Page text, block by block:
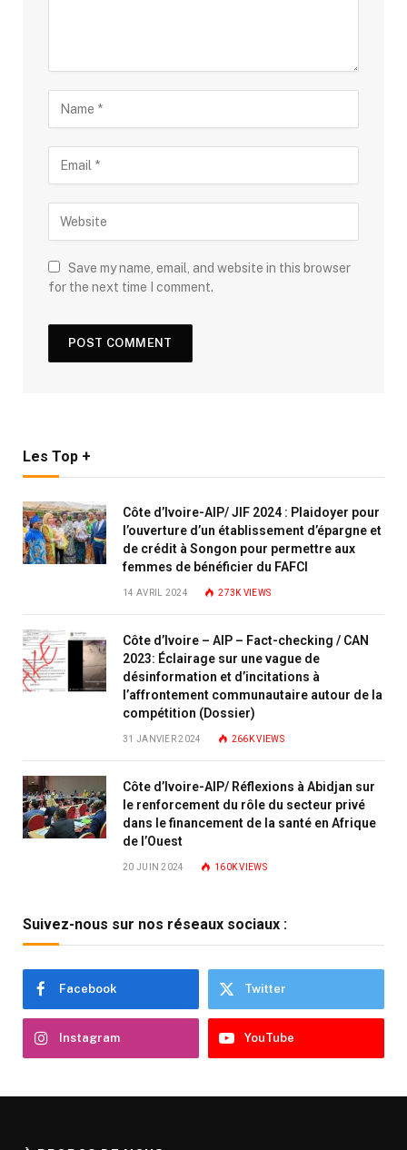
Save my name, email, and website in this browser
for the next time I comment.
Les Top +
Côte d’Ivoire-AIP/ JIF 2024 : Plaidoyer pour
l’ouverture d’un établissement d’épargne et
de crédit à Songon pour permettre aux
femmes de bénéficier du FAFCI
14 AVRIL 2024 273K VIEWS
Côte d’Ivoire – AIP – Fact-checking / CAN
2023: Éclairage sur une vague de
désinformation et d’incitations à
l’affrontement communautaire autour de la
compétition (Dossier)
31 JANVIER 2024 266KVIEWS
Côte d’Ivoire-AIP/ Réflexions à Abidjan sur
le renforcement du rôle du secteur privé
dans le financement de la santé en Afrique
de l’Ouest
20 JUIN 2024 160KVIEWS
Suivez-nous sur nos réseaux sociaux :
Facebook Twitter
Instagram YouTube